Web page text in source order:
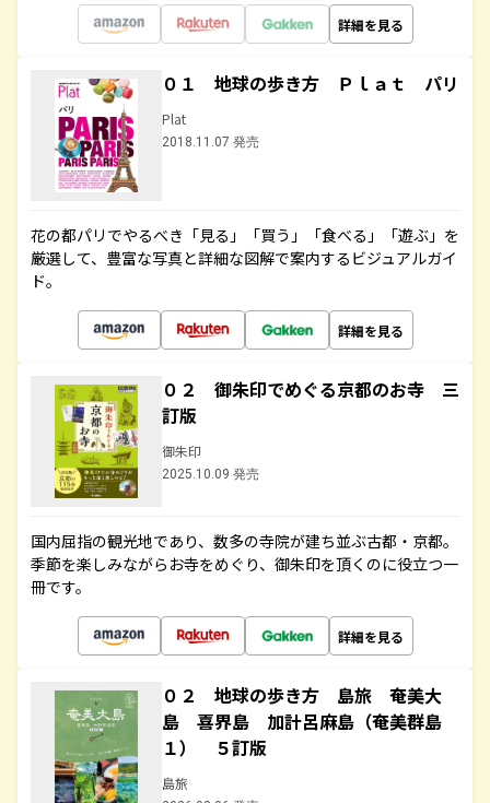
詳細を見る
０１ 地球の歩き方 Ｐｌａｔ パリ
Plat
2018.11.07 発売
花の都パリでやるべき「見る」「買う」「食べる」「遊ぶ」を
厳選して、豊富な写真と詳細な図解で案内するビジュアルガイ
ド。
詳細を見る
０２ 御朱印でめぐる京都のお寺 三
訂版
御朱印
2025.10.09 発売
国内屈指の観光地であり、数多の寺院が建ち並ぶ古都・京都。
季節を楽しみながらお寺をめぐり、御朱印を頂くのに役立つ一
冊です。
詳細を見る
０２ 地球の歩き方 島旅 奄美大
島 喜界島 加計呂麻島（奄美群島
１） ５訂版
島旅